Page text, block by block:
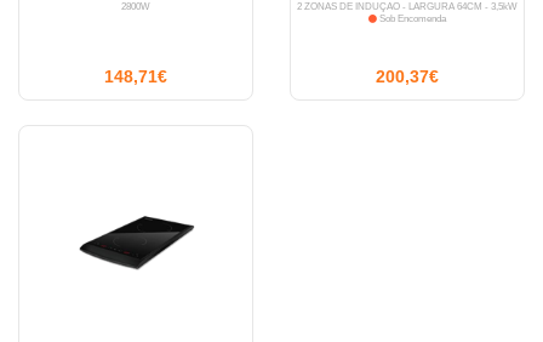
2800W
148,71€
2 ZONAS DE INDUÇÃO - LARGURA 64CM - 3,5kW
Sob Encomenda
200,37€